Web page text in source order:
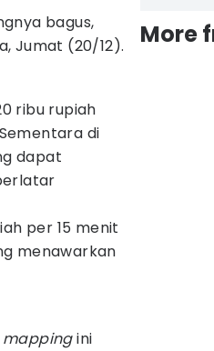
bagus,
Jumat (20/12).
ribu rupiah
di
dapat
per 15 menit
menawarkan
mappingini
More